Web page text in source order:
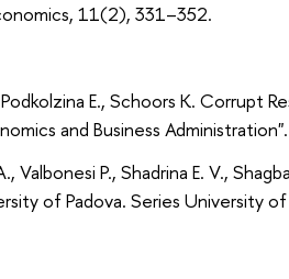
11(2), 331–352.
E., Schoors K. Corrupt
and Business
Valbonesi P., Shadrina E. V.,
of Padova. Series University